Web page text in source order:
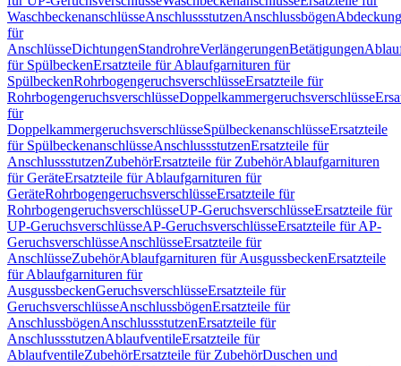
WaschbeckenanschlüsseAnschlussstutzenAnschlussbögen
für
AnschlüsseDichtungenStandrohreVerlängerungenBetätigungen
für SpülbeckenErsatzteile für Ablaufgarnituren für
SpülbeckenRohrbogengeruchsverschlüsseErsatzteile für
RohrbogengeruchsverschlüsseDoppelkammergeruchsverschlüsse
für
DoppelkammergeruchsverschlüsseSpülbeckenanschlüsseErsatzteile
für SpülbeckenanschlüsseAnschlussstutzenErsatzteile für
AnschlussstutzenZubehörErsatzteile für ZubehörAblaufgarnituren
für GeräteErsatzteile für Ablaufgarnituren für
GeräteRohrbogengeruchsverschlüsseErsatzteile für
RohrbogengeruchsverschlüsseUP-GeruchsverschlüsseErsatzteile für
UP-GeruchsverschlüsseAP-GeruchsverschlüsseErsatzteile für AP-
GeruchsverschlüsseAnschlüsseErsatzteile für
AnschlüsseZubehörAblaufgarnituren für AusgussbeckenErsatzteile
für Ablaufgarnituren für
AusgussbeckenGeruchsverschlüsseErsatzteile für
GeruchsverschlüsseAnschlussbögenErsatzteile für
AnschlussbögenAnschlussstutzenErsatzteile für
AnschlussstutzenAblaufventileErsatzteile für
AblaufventileZubehörErsatzteile für ZubehörDuschen und